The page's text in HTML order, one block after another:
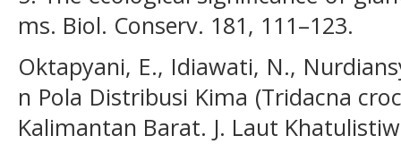
ms. Biol. Conserv. 181, 111–123.
Oktapyani, E., Idiawati, N.,
n Pola Distribusi Kima (Tridacna
Kalimantan Barat. J. Laut